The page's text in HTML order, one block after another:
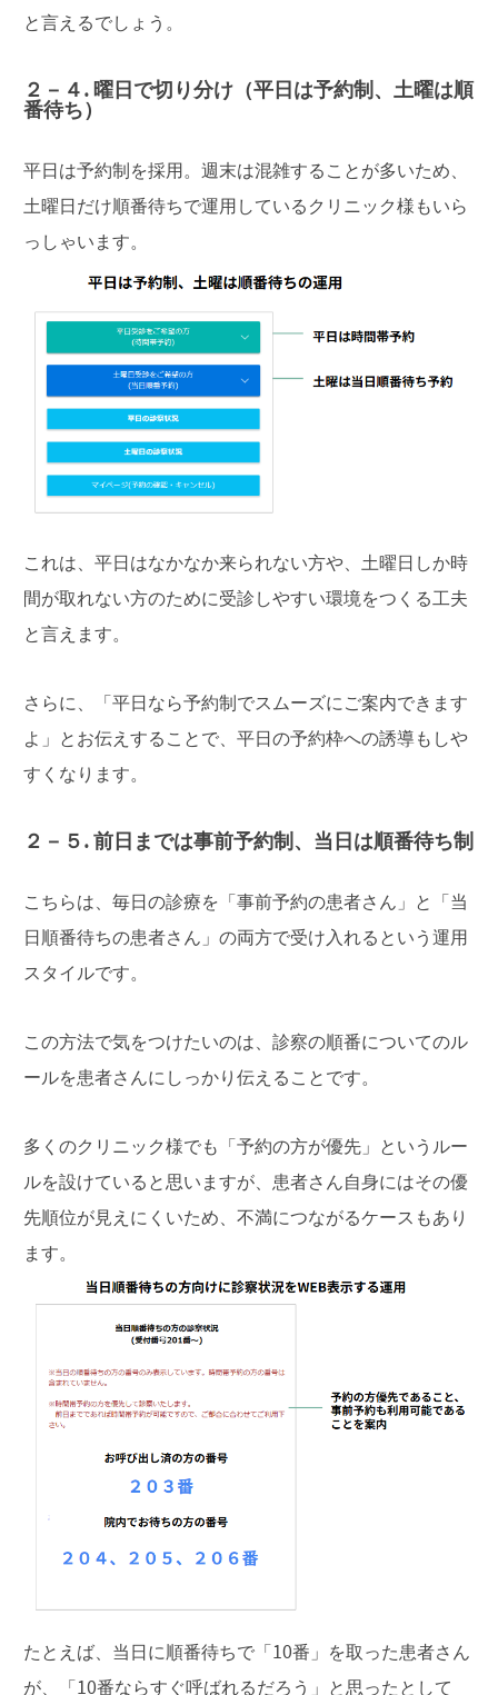
と言えるでしょう。
２－４. 曜日で切り分け（平日は予約制、土曜は順
番待ち）
平日は予約制を採用。週末は混雑することが多いため、
土曜日だけ順番待ちで運用している クリニック様もいら
っしゃいます。
これは、平日はなかなか来られない方や、土曜日しか時
間が取れない方のために受診しやすい環境をつくる工夫
と言えます。
さらに、「平日なら予約制でスムーズにご案内できます
よ」とお伝えすることで、平日の予約枠への誘導もしや
すくなります。
２－５. 前日までは事前予約制、当日は順番待ち制
こちらは、毎日の診療を「事前予約の患者さん」と「当
日順番待ちの患者さん」の両方で受け入れるという運用
スタイルです。
この方法で気をつけたいのは、診察の順番についてのル
ールを患者さんにしっかり伝えることです。
多くのクリニック様でも「予約の方が優先」というルー
ルを設けていると思いますが、患者さん自身にはその優
先順位が見えにくいため、不満につながるケースもあり
ます。
たとえば、当日に順番待ちで「10番」を取った患者さん
が、「10番ならすぐ呼ばれるだろう」と思ったとして